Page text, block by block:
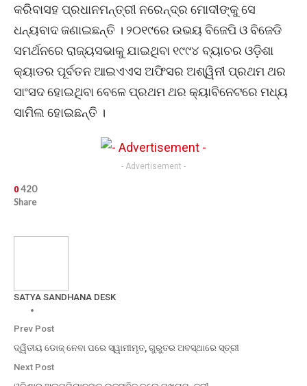
କରିବାସହ ପ୍ରଧାନମନ୍ତ୍ରୀ ନରେନ୍ଦ୍ର ମୋଦୀଙ୍କୁ ସେ
ଧନ୍ୟବାଦ ଜଣାଇଛନ୍ତି । ୨୦୧୯ରେ ଉଭୟ ବିଜେପି ଓ ବିଜେଡି
ସମର୍ଥନରେ ରାଜ୍ୟସଭାକୁ ଯାଇଥିବା ୧୯୯୪ ବ୍ୟାଚର ଓଡ଼ିଶା
କ୍ୟାଡର ପୂର୍ବତନ ଆଇଏଏସ ଅଫିସର ଅଶ୍ୱିନୀ ପ୍ରଥମ ଥର
ସାଂସଦ ହୋଇଥିବା ବେଳେ ପ୍ରଥମ ଥର କ୍ୟାବିନେଟରେ ମଧ୍ୟ
ସାମିଲ ହୋଇଛନ୍ତି ।
- Advertisement -
0 420
Share
SATYA SANDHANA DESK
Prev Post
ଦ୍ୱିତୀୟ ଡୋଜ୍ ନେବା ପରେ ସ୍ୱାମୀମୃତ, ଗୁରୁତର ଅବସ୍ଥାରେ ସ୍ତ୍ରୀ
Next Post